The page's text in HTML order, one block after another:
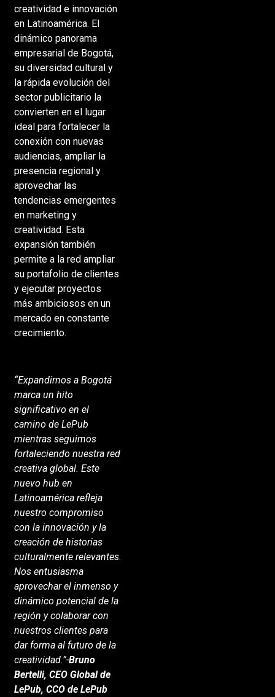
creatividad e innovación
en Latinoamérica. El
dinámico panorama
empresarial de Bogotá,
su diversidad cultural y
la rápida evolución del
sector publicitario la
convierten en el lugar
ideal para fortalecer la
conexión con nuevas
audiencias, ampliar la
presencia regional y
aprovechar las
tendencias emergentes
en marketing y
creatividad. Esta
expansión también
permite a la red ampliar
su portafolio de clientes
y ejecutar proyectos
más ambiciosos en un
mercado en constante
crecimiento.
“Expandirnos a Bogotá
marca un hito
significativo en el
camino de LePub
mientras seguimos
fortaleciendo nuestra red
creativa global. Este
nuevo hub en
Latinoamérica refleja
nuestro compromiso
con la innovación y la
creación de historias
culturalmente relevantes.
Nos entusiasma
aprovechar el inmenso y
dinámico potencial de la
región y colaborar con
nuestros clientes para
dar forma al futuro de la
creatividad.”-Bruno
Bertelli, CEO Global de
LePub, CCO de LePub